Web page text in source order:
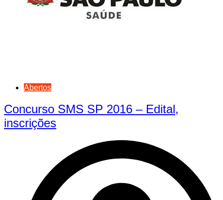
Abertos
Concurso SMS SP 2016 – Edital,
inscrições